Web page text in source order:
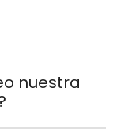
nuestra